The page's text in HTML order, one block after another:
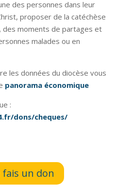
des personnes dans leur
proposer de la catéchèse
des moments de partages et
malades ou en
les données du diocèse vous
panorama économique
:
dons/cheques/
fais un don